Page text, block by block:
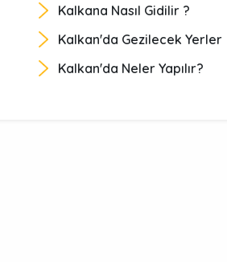
Kalkana Nasıl Gidilir ?
Kalkan'da Gezilecek Yerler
Kalkan'da Neler Yapılır?